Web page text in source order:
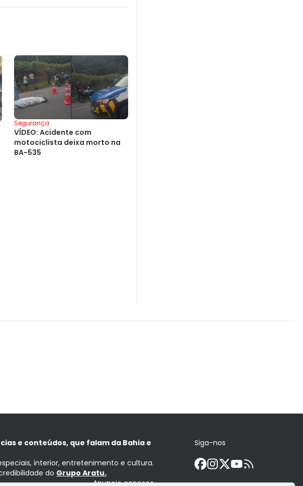
Segurança
VÍDEO: Acidente com
motociclista deixa morto na
BA-535
e conteúdos, que falam da Bahia e
interior, entretenimento e cultura.
do Grupo Aratu.
Anuncie conosco
Siga-nos